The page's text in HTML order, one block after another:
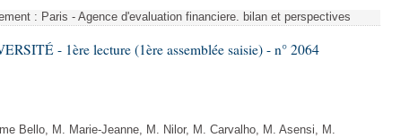
: Paris - Agence d'evaluation financiere. bilan et perspectives
- 1ère lecture (1ère assemblée saisie) - n° 2064
Bello, M. Marie-Jeanne, M. Nilor, M. Carvalho, M. Asensi, M.